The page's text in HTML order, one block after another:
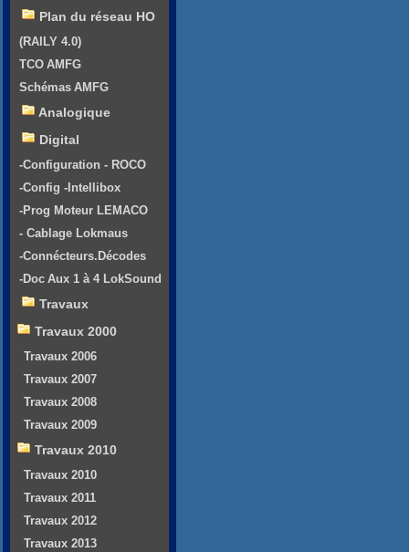
Plan du réseau HO
(RAILY 4.0)
TCO AMFG
Schémas AMFG
Analogique
Digital
-Configuration - ROCO
-Config -Intellibox
-Prog Moteur LEMACO
- Cablage Lokmaus
-Connécteurs.Décodes
-Doc Aux 1 à 4 LokSound
Travaux
Travaux 2000
Travaux 2006
Travaux 2007
Travaux 2008
Travaux 2009
Travaux 2010
Travaux 2010
Travaux 2011
Travaux 2012
Travaux 2013